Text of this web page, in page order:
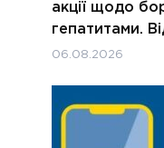
акції щодо
гепатитами.
06.08.2026